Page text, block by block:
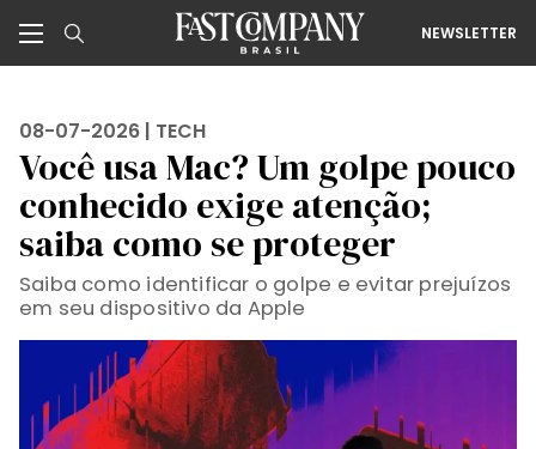
NEWSLETTER
08-07-2026 | TECH
Você usa Mac? Um golpe pouco
conhecido exige atenção;
saiba como se proteger
Saiba como identificar o golpe e evitar prejuízos
em seu dispositivo da Apple